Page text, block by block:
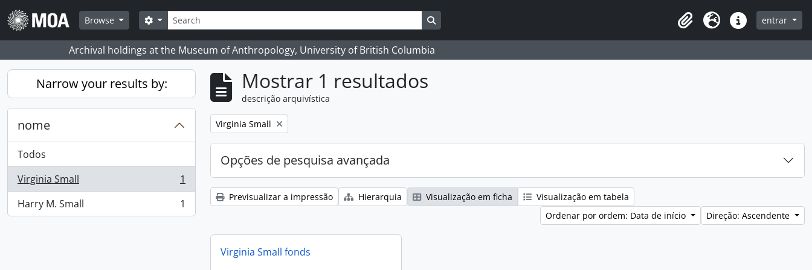
Skip to main content
Browse
Pesquisar
Search options Search in browse page
Clipboard
Idioma Ligações rápidas
entrar
Archival holdings at the Museum of Anthropology, University of British Columbia
Narrow your results by:
nome
Todos
Virginia Small
, 1 resultados
1
Harry M. Small
, 1 resultados 1
Mostrar 1 resultados
descrição arquivística
Remove filter:
Virginia Small
Opções de pesquisa avançada
Previsualizar a impressão Hierarquia Visualização em ficha
Visualização em tabela
Ordenar por ordem: Data de início
Direção: Ascendente
Virginia Small fonds